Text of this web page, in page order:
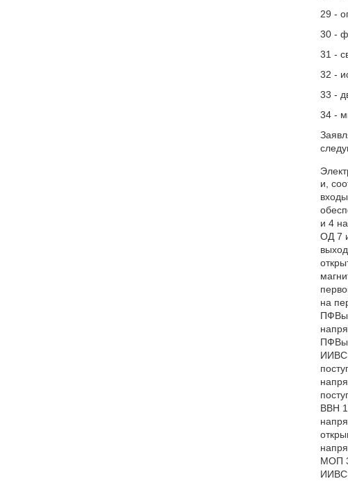
29 -
30 -
31 -
32 -
33 -
34 -
и,
и 4
ОД 7
на
ВВН
МОП